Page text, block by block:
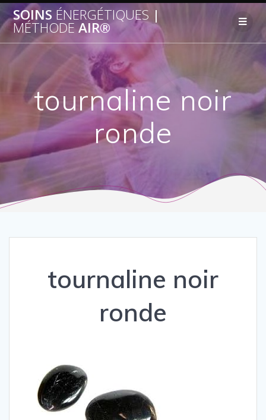
SOINS ÉNERGÉTIQUES |
MÉTHODEAIR®
tournaline noir
ronde
tournaline noir
ronde